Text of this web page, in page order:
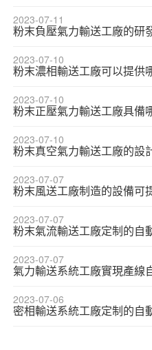
2023-07-11
粉末負壓氣力輸送工廠的研
2023-07-10
粉末濃相輸送工廠可以提供
2023-07-10
粉末正壓氣力輸送工廠具備
2023-07-10
粉末真空氣力輸送工廠的設
2023-07-07
粉末風送工廠制造的設備可
2023-07-07
粉末氣流輸送工廠定制的自
2023-07-07
氣力輸送系統工廠實現產線
2023-07-06
密相輸送系統工廠定制的自